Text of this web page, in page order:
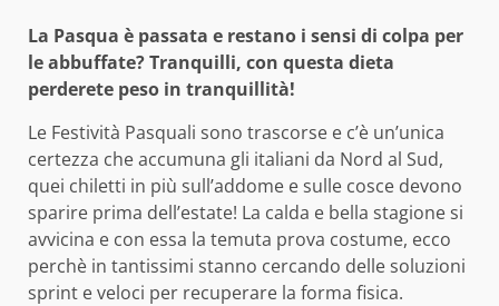
La Pasqua è passata e restano i sensi di colpa per
le abbuffate? Tranquilli, con questa dieta
perderete peso in tranquillità!
Le Festività Pasquali sono trascorse e c’è un’unica
certezza che accumuna gli italiani da Nord al Sud,
quei chiletti in più sull’addome e sulle cosce devono
sparire prima dell’estate! La calda e bella stagione si
avvicina e con essa la temuta prova costume, ecco
perchè in tantissimi stanno cercando delle soluzioni
sprint e veloci per recuperare la forma fisica.